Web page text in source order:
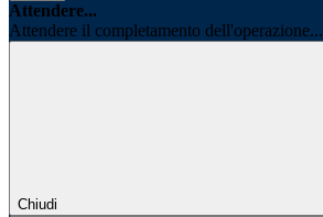
Attendere...
Attendere il completamento dell'operazione...
Chiudi